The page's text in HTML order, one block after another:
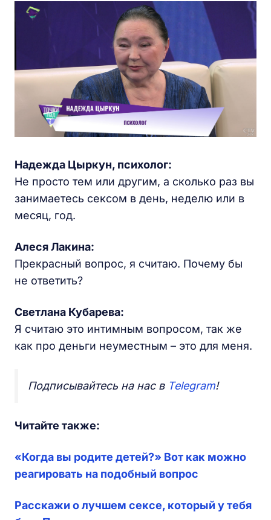
Надежда Цыркун, психолог:
Не просто тем или другим, а сколько раз вы
занимаетесь сексом в день, неделю или в
месяц, год.
Алеся Лакина:
Прекрасный вопрос, я считаю. Почему бы
не ответить?
Светлана Кубарева:
Я считаю это интимным вопросом, так же
как про деньги неуместным – это для меня.
Подписывайтесь на нас в Telegram!
Читайте также:
«Когда вы родите детей?» Вот как можно
реагировать на подобный вопрос
Расскажи о лучшем сексе, который у тебя